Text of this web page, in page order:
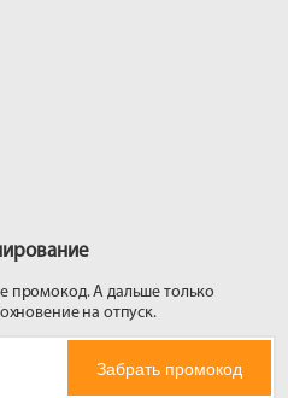
промокод. А дальше только
на отпуск.
Забрать промокод